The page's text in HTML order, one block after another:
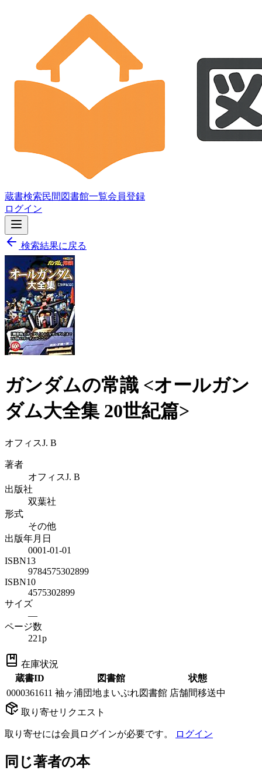
蔵書検索民間図書館一覧会員登録
ログイン
検索結果に戻る
ガンダムの常識 <オールガン
ダム大全集 20世紀篇>
オフィスJ. B
著者
オフィスJ. B
出版社
双葉社
形式
その他
出版年月日
0001-01-01
ISBN13
9784575302899
ISBN10
4575302899
サイズ
—
ページ数
221p
在庫状況
蔵書ID
図書館
状態
0000361611 袖ヶ浦団地まいぷれ図書館 店舗間移送中
取り寄せリクエスト
取り寄せには会員ログインが必要です。 ログイン
同じ著者の本